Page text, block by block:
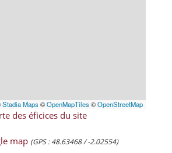
Stadia Maps ©OpenMapTiles ©OpenStreetMap
des éficices du site
map (GPS : 48.63468 / -2.02554)